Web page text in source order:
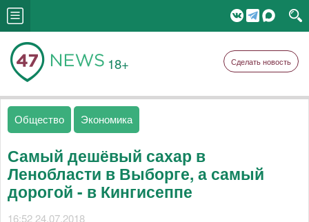
18+ Сделать новость
Общество Экономика
Самый дешёвый сахар в
Ленобласти в Выборге, а самый
дорогой - в Кингисеппе
16:52 24.07.2018